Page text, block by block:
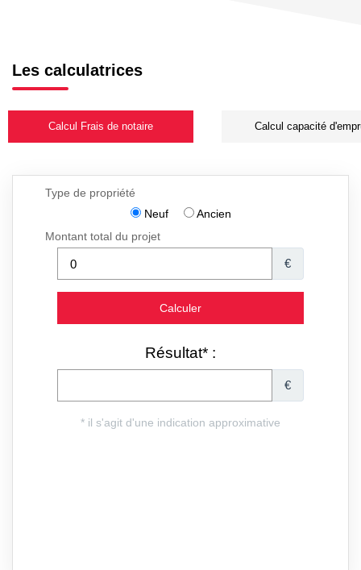
Les calculatrices
Calcul Frais de notaire Calcul capacité